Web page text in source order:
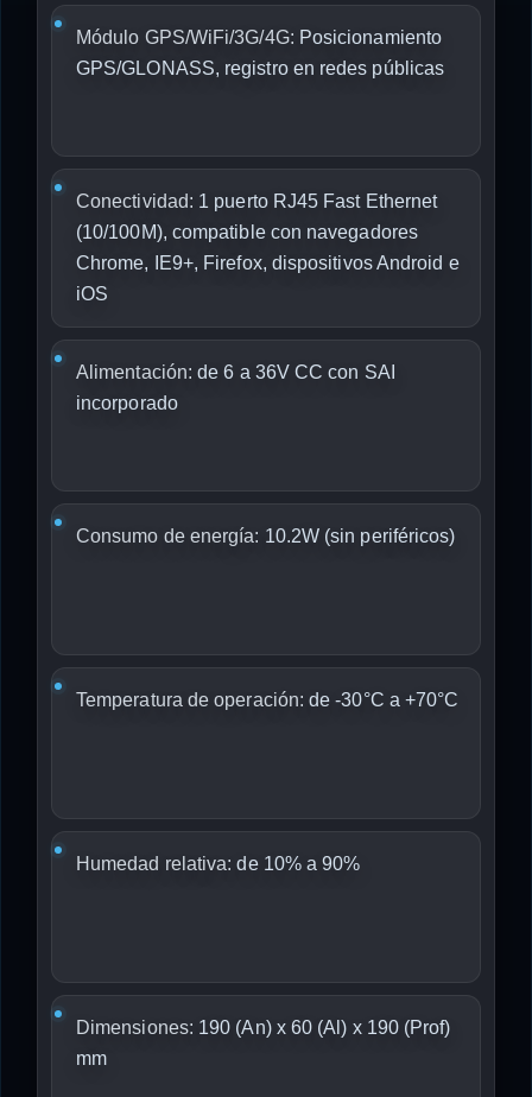
Módulo GPS/WiFi/3G/4G: Posicionamiento
GPS/GLONASS, registro en redes públicas
Conectividad: 1 puerto RJ45 Fast Ethernet
(10/100M), compatible con navegadores
Chrome, IE9+, Firefox, dispositivos Android e
iOS
Alimentación: de 6 a 36V CC con SAI
incorporado
Consumo de energía: 10.2W (sin periféricos)
Temperatura de operación: de -30°C a +70°C
Humedad relativa: de 10% a 90%
Dimensiones: 190 (An) x 60 (Al) x 190 (Prof)
mm